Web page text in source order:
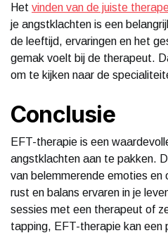
Het vinden van de juiste
je angstklachten is een
de leeftijd, ervaringen en het
gemak voelt bij de therapeut.
om te kijken naar de
Conclusie
EFT-therapie is een
angstklachten aan te pakken.
van belemmerende emoties en
rust en balans ervaren in je
sessies met een therapeut of
tapping, EFT-therapie kan een